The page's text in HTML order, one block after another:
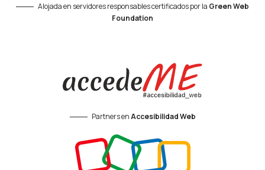
Alojada en servidores responsables certificados por la Green Web
Foundation
Partners enAccesibilidad Web